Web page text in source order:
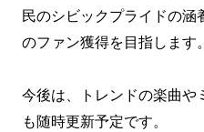
民のシビックプライドの涵
のファン獲得を目指します。
今後は、トレンドの楽曲や
も随時更新予定です。